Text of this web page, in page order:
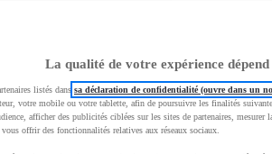
La qualité de votre expérience dépend
listés dans sa déclaration de confidentialité (ouvre dans un
votre mobile ou votre tablette, afin de poursuivre les finalités
afficher des publicités ciblées sur les sites de partenaires,
offrir des fonctionnalités relatives aux réseaux sociaux.